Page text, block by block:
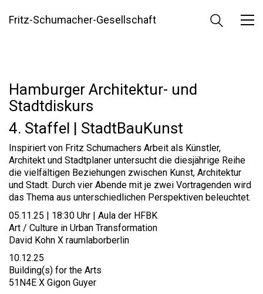
Fritz-Schumacher-Gesellschaft
Hamburger Architektur- und
Stadtdiskurs
4. Staffel | StadtBauKunst
Inspiriert von Fritz Schumachers Arbeit als Künstler,
Architekt und Stadtplaner untersucht die diesjährige Reihe
die vielfältigen Beziehungen zwischen Kunst, Architektur
und Stadt. Durch vier Abende mit je zwei Vortragenden wird
das Thema aus unterschiedlichen Perspektiven beleuchtet.
05.11.25 | 18:30 Uhr | Aula der HFBK
Art / Culture in Urban Transformation
David Kohn X raumlaborberlin
10.12.25
Building(s) for the Arts
51N4E X Gigon Guyer